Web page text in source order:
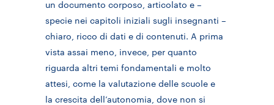
un documento corposo, articolato e –
specie nei capitoli iniziali sugli insegnanti –
chiaro, ricco di dati e di contenuti. A prima
vista assai meno, invece, per quanto
riguarda altri temi fondamentali e molto
attesi, come la valutazione delle scuole e
la crescita dell’autonomia, dove non si